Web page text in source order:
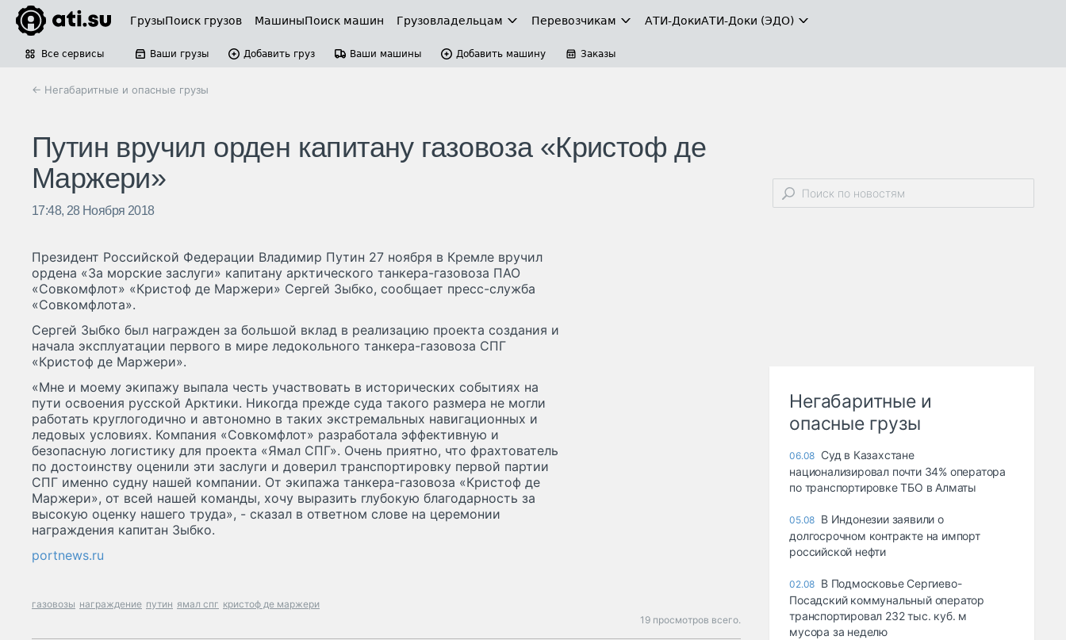
ГрузыПоиск грузов МашиныПоиск машин Грузовладельцам Перевозчикам АТИ-ДокиАТИ-Доки (ЭДО)
Все сервисы Ваши грузы Добавить груз Ваши машины Добавить машину Заказы
← Негабаритные и опасные грузы
Путин вручил орден капитану газовоза «Кристоф де
Маржери»
17:48, 28 Ноября 2018
Президент Российской Федерации Владимир Путин 27 ноября в Кремле вручил
ордена «За морские заслуги» капитану арктического танкера-газовоза ПАО
«Совкомфлот» «Кристоф де Маржери» Сергей Зыбко, сообщает пресс-служба
«Совкомфлота».
Сергей Зыбко был награжден за большой вклад в реализацию проекта создания и
начала эксплуатации первого в мире ледокольного танкера-газовоза СПГ
«Кристоф де Маржери».
«Мне и моему экипажу выпала честь участвовать в исторических событиях на
пути освоения русской Арктики. Никогда прежде суда такого размера не могли
работать круглогодично и автономно в таких экстремальных навигационных и
ледовых условиях. Компания «Совкомфлот» разработала эффективную и
безопасную логистику для проекта «Ямал СПГ». Очень приятно, что фрахтователь
по достоинству оценили эти заслуги и доверил транспортировку первой партии
СПГ именно судну нашей компании. От экипажа танкера-газовоза «Кристоф де
Маржери», от всей нашей команды, хочу выразить глубокую благодарность за
высокую оценку нашего труда», - сказал в ответном слове на церемонии
награждения капитан Зыбко.
portnews.ru
газовозы награждение путин ямал спг кристоф де маржери
19 просмотров всего.
Негабаритные и
опасные грузы
06.08 Суд в Казахстане
национализировал почти 34% оператора
по транспортировке ТБО в Алматы
05.08 В Индонезии заявили о
долгосрочном контракте на импорт
российской нефти
02.08 В Подмосковье Сергиево-
Посадский коммунальный оператор
транспортировал 232 тыс. куб. м
мусора за неделю